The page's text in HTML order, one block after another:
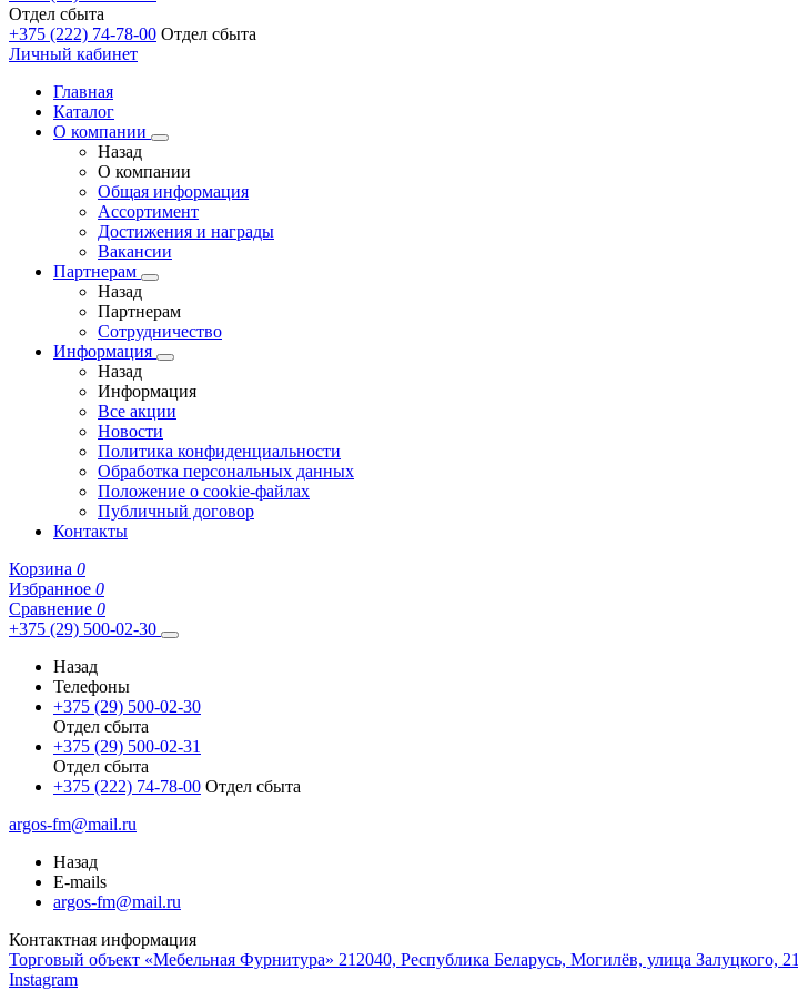
Отдел сбыта
+375 (222) 74-78-00 Отдел сбыта
Личный кабинет
Главная
Каталог
О компании
Назад
О компании
Общая информация
Ассортимент
Достижения и награды
Вакансии
Партнерам
Назад
Партнерам
Сотрудничество
Информация
Назад
Информация
Все акции
Новости
Политика конфиденциальности
Обработка персональных данных
Положение о cookie-файлах
Публичный договор
Контакты
Корзина 0
Избранное 0
Сравнение 0
+375 (29) 500-02-30
Назад
Телефоны
+375 (29) 500-02-30
Отдел сбыта
+375 (29) 500-02-31
Отдел сбыта
+375 (222) 74-78-00 Отдел сбыта
argos-fm@mail.ru
Назад
E-mails
argos-fm@mail.ru
Контактная информация
Торговый объект «Мебельная Фурнитура» 212040, Республика Беларусь, Могилёв, улица Залуцкого, 21
Instagram